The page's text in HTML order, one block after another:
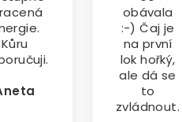
Kůru
obávala
:-) Čaj je
na první
lok hořký,
ale dá se
to
zvládnout.